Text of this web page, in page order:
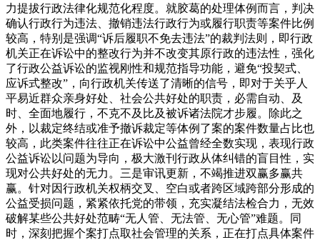
力提拔行政法律化规范化程度。就胶葛的处理体例而言，判决
确认行政行为违法、撤销违法行政行为或履行职责等案件比例
较高，特别是强调“诉后履职不免去违法”的裁判法则，即行政
机关正在诉讼中的整改行为并不改变其原行政的违法性，强化
了行政公益诉讼的监视刚性和规范指导功能，避免“投契式、
应诉式整改”，向行政机关传送了清晰的信号，即对于关乎人
平易近群众亲身好处、社会公共好处的职责，必需自动、及
时、全面地履行，不克不及比及被诉诸法院才步履。除此之
外，以裁定终结或准予撤诉裁定等体例了案的案件数量占比也
较高，此类案件往往正在诉讼中公益曾经全数实现，表现行政
公益诉讼以问题为导向，极大激刊行政从体纠错的盲目性，实
现对公共好处的无力。三是审讯更新，不竭推进双赢多赢共
赢。针对因行政机关权柄交叉、空白或者跨区域跨部分形成的
公益受损问题，紧紧依托党的带领，充实凝结法检合力，无效
破解某些公共好处范畴“无人管、无法管、无心管”难题。同
时，深刻把握个案打点取社会管理的关系，正在打点具体案件